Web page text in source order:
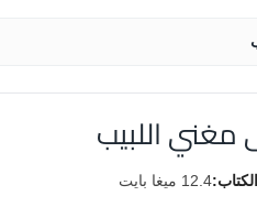
اللبيب
12.4 ميغا بايت